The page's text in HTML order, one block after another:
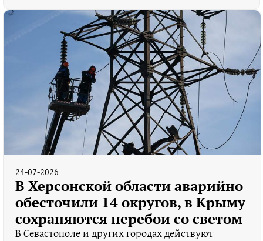
24-07-2026
В Херсонской области аварийно
обесточили 14 округов, в Крыму
сохраняются перебои со светом
В Севастополе и других городах действуют